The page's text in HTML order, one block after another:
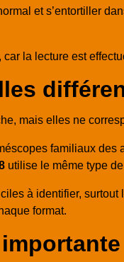
et s’entortiller
la lecture est
mais elles ne
familiaux des
utilise le même type
à identifier,
format.